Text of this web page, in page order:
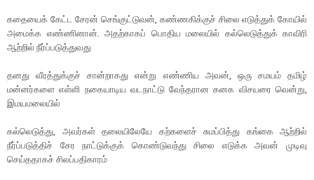
கதையைக் கேட்ட சேரன் செங்குட்டுவன், கண்ணகிக்குச் சிலை எடுத்துக் கோயில்
அமைக்க எண்ணினான். அதற்காகப் பொதிய மலையில் கல்லெடுத்துக் காவிரி
ஆற்றில் நீர்ப்படுத்துவது
தனது வீரத்துக்குச் சான்றாகது என்று எண்ணிய அவன், ஒரு சமயம் தமிழ்
மன்னர்களை எள்ளி நகையாடிய வடநாட்டு வேந்தரான கனக விசயரை வென்று,
இமயமலையில்
கல்லெடுத்து, அவர்கள் தலையிலேயே கற்களைச் சுமப்பித்து கங்கை ஆற்றில்
நீர்ப்படுத்திச் சேர நாட்டுக்குக் கொண்டுவந்து சிலை எடுக்க அவன் முடிவு
செய்ததாகச் சிலப்பதிகாரம்